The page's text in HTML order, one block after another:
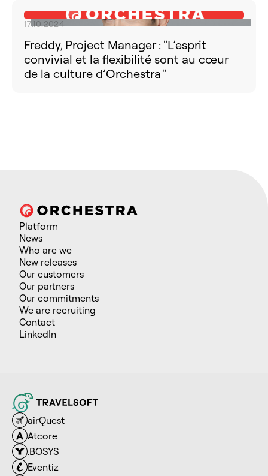
17.10.2024
Freddy, Project Manager : "L’esprit
convivial et la flexibilité sont au cœur
de la culture d’Orchestra "
Platform
News
Who are we
New releases
Our customers
Our partners
Our commitments
We are recruiting
Contact
LinkedIn
airQuest
Atcore
.BOSYS
Eventiz